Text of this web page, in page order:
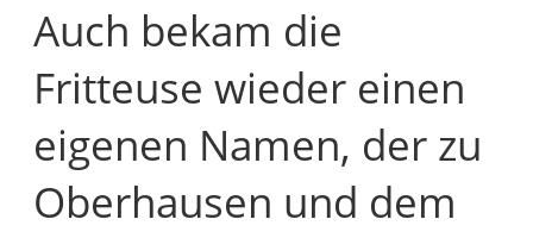
Auch bekam die
Fritteuse wieder einen
eigenen Namen, der zu
Oberhausen und dem